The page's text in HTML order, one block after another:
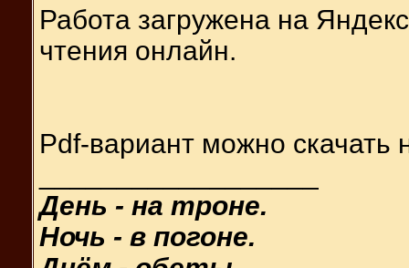
Работа загружена на
чтения онлайн.
Pdf-вариант можно скачать
День - на троне.
Ночь - в погоне.